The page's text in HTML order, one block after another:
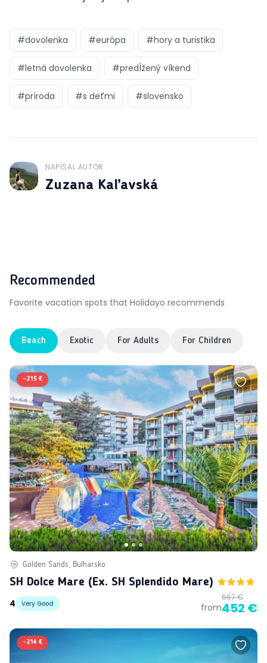
#dovolenka #európa #hory a turistika
#letná dovolenka #predĺžený víkend
#príroda #s deťmi #slovensko
J
NAPÍSAL AUTOR
Zuzana Kaľavská
Recommended
Favorite vacation spots that Holidayo recommends
Beach Exotic For Adults For Children
-215 €
Golden Sands, Bulharsko
SH Dolce Mare (ex. SH Splendido Mare)
4
Very Good from
667 €
452 €
-214 €